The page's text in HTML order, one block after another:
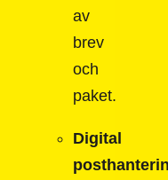
av
brev
och
paket.
Digital